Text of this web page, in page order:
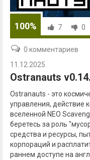
100% 7 0
0 комментариев
11.12.2025
Ostranauts
Ostranauts - это
управления, действие
вселенной NEO
беретесь за роль
средства и ресурсы,
корпораций и
раннем доступе на